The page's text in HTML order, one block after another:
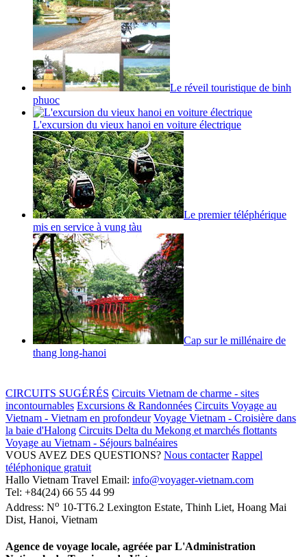
Le réveil touristique de binh
phuoc
L'excursion du vieux hanoi en voiture électrique
Le premier téléphérique
mis en service à vung tàu
Cap sur le millénaire de
thang long-hanoi
CIRCUITS SUGÉRÉS Circuits Vietnam de charme - sites
incontournables Excursions & Randonnées Circuits Voyage au
Vietnam - Vietnam en profondeur Voyage Vietnam - Croisière dans
la baie d'Halong Circuits Delta du Mekong et marchés flottants
Voyage au Vietnam - Séjours balnéaires
VOUS AVEZ DES QUESTIONS? Nous contacter Rappel
téléphonique gratuit
Hallo Vietnam Travel Email: info@voyager-vietnam.com
Tel: +84(24) 66 55 44 99
Address: No 10-TT6.2 Lexington Estate, Thinh Liet, Hoang Mai
Dist, Hanoi, Vietnam
Agence de voyage locale, agréée par L'Administration